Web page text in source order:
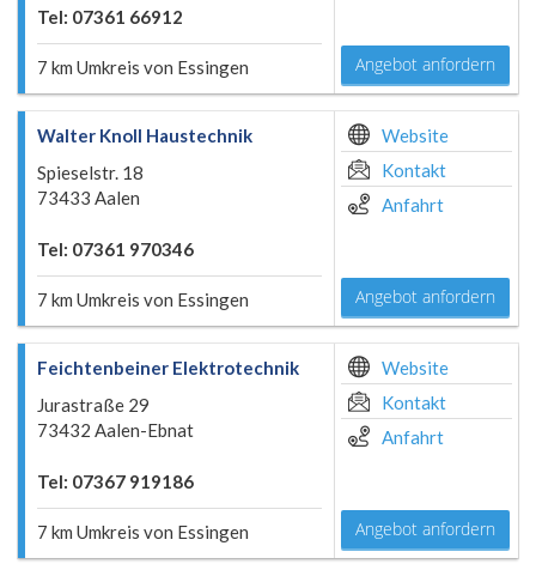
Tel: 07361 66912
7 km Umkreis von Essingen Angebot anfordern
Walter Knoll Haustechnik
Spieselstr. 18
73433 Aalen
Tel: 07361 970346
7 km Umkreis von Essingen
Website
Kontakt
Anfahrt
Angebot anfordern
Feichtenbeiner Elektrotechnik
Jurastraße 29
73432 Aalen-Ebnat
Tel: 07367 919186
7 km Umkreis von Essingen
Website
Kontakt
Anfahrt
Angebot anfordern